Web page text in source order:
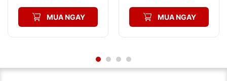
Chevrolet: Spark, Aveo, Matiz
Daihatsu: Hijet, Gran Max
Honda: Brio Satya, Mobilio
Toyota: Wigo, Avanza
MUA NGAY MUA NGAY